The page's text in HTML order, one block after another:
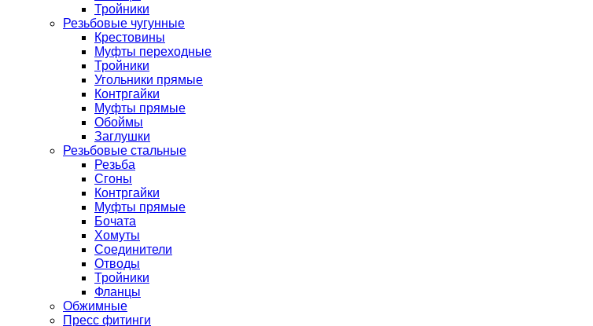
Тройники
Резьбовые чугунные
Крестовины
Муфты переходные
Тройники
Угольники прямые
Контргайки
Муфты прямые
Обоймы
Заглушки
Резьбовые стальные
Резьба
Сгоны
Контргайки
Муфты прямые
Бочата
Хомуты
Соединители
Отводы
Тройники
Фланцы
Обжимные
Пресс фитинги